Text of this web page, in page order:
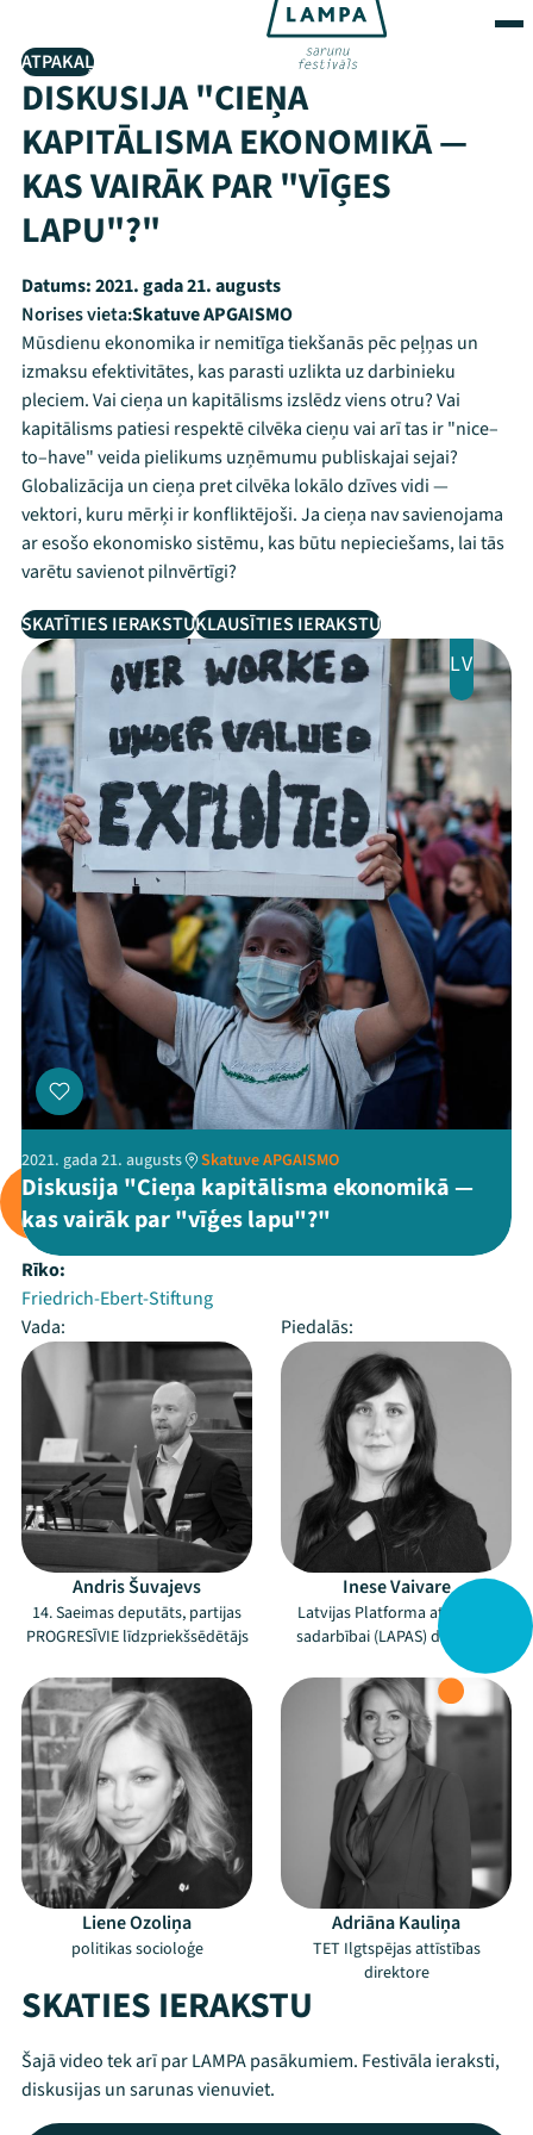
ATPAKAĻ
DISKUSIJA "CIEŅA
KAPITĀLISMA EKONOMIKĀ —
KAS VAIRĀK PAR "VĪĢES
LAPU"?"
Datums:2021. gada 21. augusts
Norises vieta:Skatuve APGAISMO
Mūsdienu ekonomika ir nemitīga tiekšanās pēc peļņas un
izmaksu efektivitātes, kas parasti uzlikta uz darbinieku
pleciem. Vai cieņa un kapitālisms izslēdz viens otru? Vai
kapitālisms patiesi respektē cilvēka cieņu vai arī tas ir "nice–
to–have" veida pielikums uzņēmumu publiskajai sejai?
Globalizācija un cieņa pret cilvēka lokālo dzīves vidi —
vektori, kuru mērķi ir konfliktējoši. Ja cieņa nav savienojama
ar esošo ekonomisko sistēmu, kas būtu nepieciešams, lai tās
varētu savienot pilnvērtīgi?
SKATĪTIES IERAKSTUKLAUSĪTIES IERAKSTU
LV
2021. gada 21. augusts Skatuve APGAISMO
Diskusija "Cieņa kapitālisma ekonomikā —
kas vairāk par "vīģes lapu"?"
Rīko:
Friedrich-Ebert-Stiftung
Vada:
Piedalās:
Andris Šuvajevs
14. Saeimas deputāts, partijas
PROGRESĪVIE līdzpriekšsēdētājs
Inese Vaivare
Latvijas Platforma attīstības
sadarbībai (LAPAS) direktore
Liene Ozoliņa
politikas socioloģe
Adriāna Kauliņa
TET Ilgtspējas attīstības
direktore
SKATIES IERAKSTU
Šajā video tek arī par LAMPA pasākumiem. Festivāla ieraksti,
diskusijas un sarunas vienuviet.